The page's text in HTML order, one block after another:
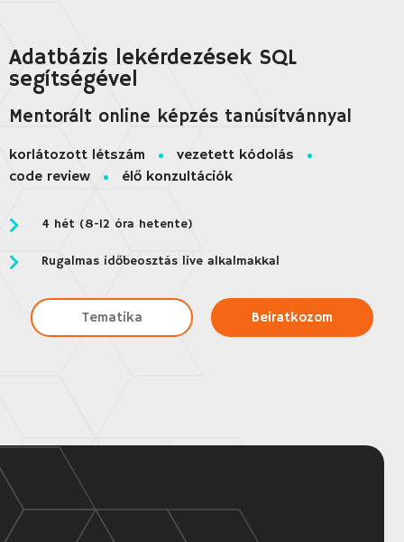
Adatbázis lekérdezések SQL
segítségével
Mentorált online képzés tanúsítvánnyal
korlátozott létszám
vezetett kódolás
code review
élő konzultációk
4 hét (8-12 óra hetente)
Rugalmas időbeosztás live alkalmakkal
Tematika Beiratkozom